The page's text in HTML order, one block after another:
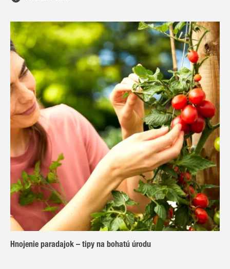
Hnojenie paradajok – tipy na bohatú úrodu